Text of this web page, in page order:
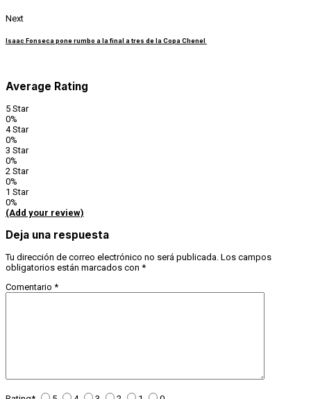
Next
Isaac Fonseca pone rumbo a la final a tres de la Copa Chenel
Average Rating
5 Star
0%
4 Star
0%
3 Star
0%
2 Star
0%
1 Star
0%
(Add your review)
Deja una respuesta
Tu dirección de correo electrónico no será publicada. Los campos
obligatorios están marcados con *
Comentario *